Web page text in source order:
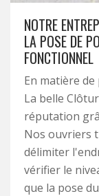
NOTRE
LA POSE DE
FONCTIONNEL
En matière
La belle
réputation
Nos ouvriers
délimiter
vérifier le
que la pose